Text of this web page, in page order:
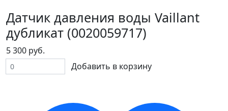
Датчик давления воды Vaillant
дубликат (0020059717)
5 300 руб.
Добавить в корзину